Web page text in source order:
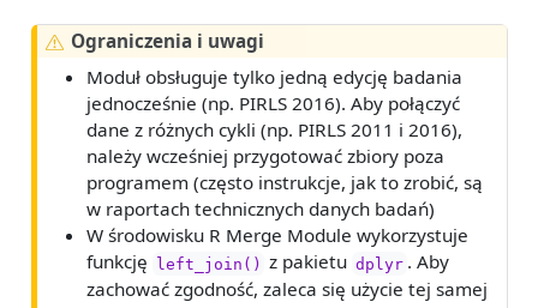
Ograniczenia i uwagi
Moduł obsługuje tylko jedną edycję badania
jednocześnie (np. PIRLS 2016). Aby połączyć
dane z różnych cykli (np. PIRLS 2011 i 2016),
należy wcześniej przygotować zbiory poza
programem (często instrukcje, jak to zrobić, są
w raportach technicznych danych badań)
W środowisku R Merge Module wykorzystuje
funkcję left_join() z pakietu dplyr . Aby
zachować zgodność, zaleca się użycie tej samej